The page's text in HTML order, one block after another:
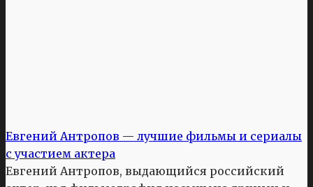
Евгений Антропов — лучшие фильмы и сериалы
с участием актера
Евгений Антропов, выдающийся российский